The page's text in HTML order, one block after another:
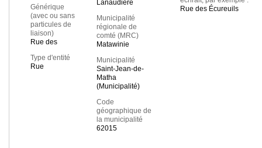
Générique
(avec ou sans
particules de
liaison)
Rue des
Type d'entité
Rue
Lanaudière
Municipalité
régionale de
comté (MRC)
Matawinie
Municipalité
Saint-Jean-de-
Matha
(Municipalité)
Code
géographique de
la municipalité
62015
Rue des Écureuils